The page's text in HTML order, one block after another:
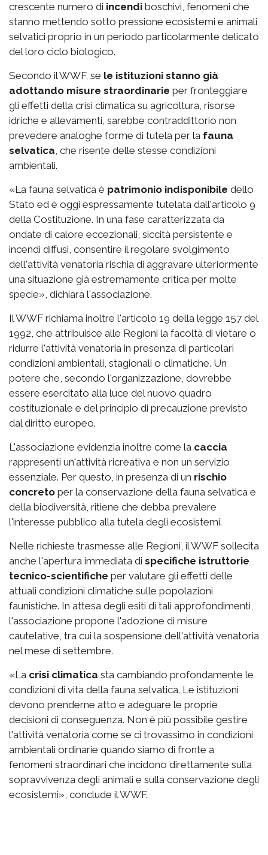
crescente numero di incendi boschivi, fenomeni che
stanno mettendo sotto pressione ecosistemi e animali
selvatici proprio in un periodo particolarmente delicato
del loro ciclo biologico.
Secondo il WWF, se le istituzioni stanno già
adottando misure straordinarie per fronteggiare
gli effetti della crisi climatica su agricoltura, risorse
idriche e allevamenti, sarebbe contraddittorio non
prevedere analoghe forme di tutela per la fauna
selvatica, che risente delle stesse condizioni
ambientali.
«La fauna selvatica è patrimonio indisponibile dello
Stato ed è oggi espressamente tutelata dall'articolo 9
della Costituzione. In una fase caratterizzata da
ondate di calore eccezionali, siccità persistente e
incendi diffusi, consentire il regolare svolgimento
dell'attività venatoria rischia di aggravare ulteriormente
una situazione già estremamente critica per molte
specie», dichiara l'associazione.
Il WWF richiama inoltre l'articolo 19 della legge 157 del
1992, che attribuisce alle Regioni la facoltà di vietare o
ridurre l'attività venatoria in presenza di particolari
condizioni ambientali, stagionali o climatiche. Un
potere che, secondo l'organizzazione, dovrebbe
essere esercitato alla luce del nuovo quadro
costituzionale e del principio di precauzione previsto
dal diritto europeo.
L'associazione evidenzia inoltre come la caccia
rappresenti un'attività ricreativa e non un servizio
essenziale. Per questo, in presenza di un rischio
concreto per la conservazione della fauna selvatica e
della biodiversità, ritiene che debba prevalere
l'interesse pubblico alla tutela degli ecosistemi.
Nelle richieste trasmesse alle Regioni, il WWF sollecita
anche l'apertura immediata di specifiche istruttorie
tecnico-scientifiche per valutare gli effetti delle
attuali condizioni climatiche sulle popolazioni
faunistiche. In attesa degli esiti di tali approfondimenti,
l'associazione propone l'adozione di misure
cautelative, tra cui la sospensione dell'attività venatoria
nel mese di settembre.
«La crisi climatica sta cambiando profondamente le
condizioni di vita della fauna selvatica. Le istituzioni
devono prenderne atto e adeguare le proprie
decisioni di conseguenza. Non è più possibile gestire
l'attività venatoria come se ci trovassimo in condizioni
ambientali ordinarie quando siamo di fronte a
fenomeni straordinari che incidono direttamente sulla
sopravvivenza degli animali e sulla conservazione degli
ecosistemi», conclude il WWF.